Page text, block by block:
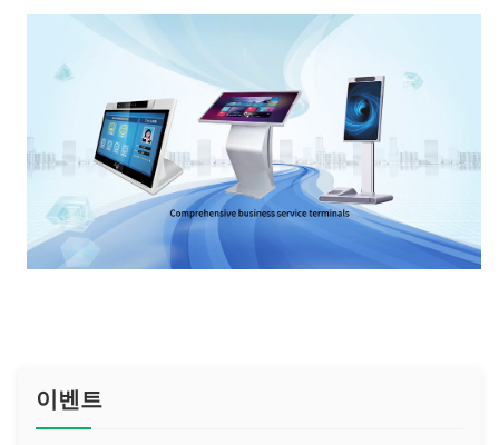
이벤트